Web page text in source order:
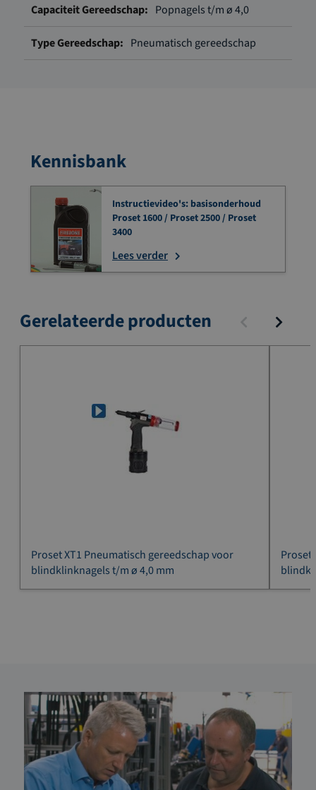
informatie
Popnagels t/m ø 4,0
Pneumatisch gereedschap
Kennisbank
Instructievideo's: basisonderhoud
Proset 1600 / Proset 2500 / Proset
3400
Lees verder
Gerelateerde producten
Proset XT1 Pneumatisch gereedschap voor
blindklinknagels t/m ø 4,0 mm
Proset